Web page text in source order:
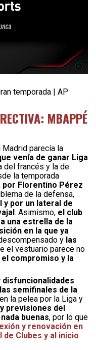
temporada | AP
MBAPPÉ
Madrid parecía la
venía de ganar Liga
del francés y la de
la temporada
por Florentino Pérez
de la defensa,
y por un lateral de
. Asimismo, el club
una estrella de la
en la que ya
y las
el vestuario parece no
compromiso y la
semifinales de la
la pelea por la Liga y
previsiones del
buenas, por lo que
y renovación en
de Clubes y al inicio